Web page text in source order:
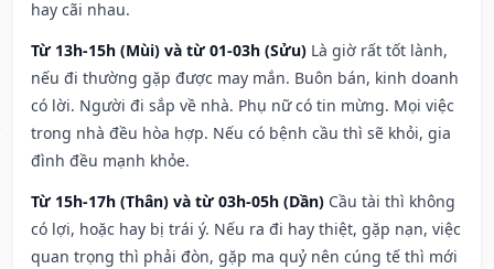
hay cãi nhau.
Từ 13h-15h (Mùi) và từ 01-03h (Sửu) Là giờ rất tốt lành,
nếu đi thường gặp được may mắn. Buôn bán, kinh doanh
có lời. Người đi sắp về nhà. Phụ nữ có tin mừng. Mọi việc
trong nhà đều hòa hợp. Nếu có bệnh cầu thì sẽ khỏi, gia
đình đều mạnh khỏe.
Từ 15h-17h (Thân) và từ 03h-05h (Dần) Cầu tài thì không
có lợi, hoặc hay bị trái ý. Nếu ra đi hay thiệt, gặp nạn, việc
quan trọng thì phải đòn, gặp ma quỷ nên cúng tế thì mới